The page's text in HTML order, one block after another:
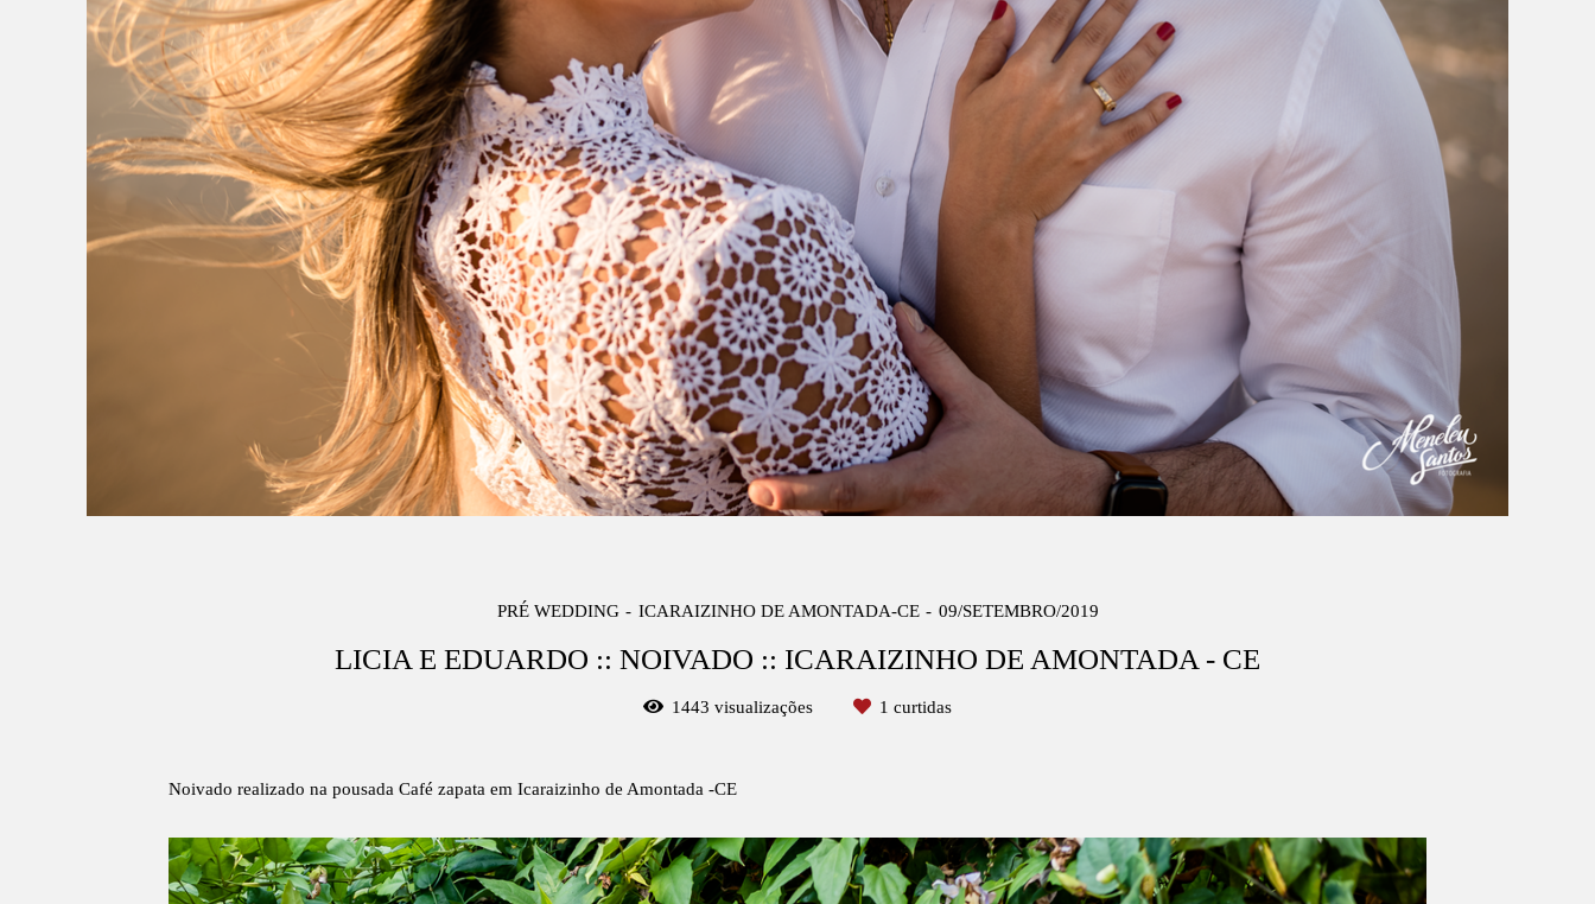
PRÉ WEDDING ICARAIZINHO DE AMONTADA-CE 09/SETEMBRO/2019
LICIA E EDUARDO :: NOIVADO :: ICARAIZINHO DE AMONTADA - CE
1443 visualizações 1 curtidas
Noivado realizado na pousada Café zapata em Icaraizinho de Amontada -CE